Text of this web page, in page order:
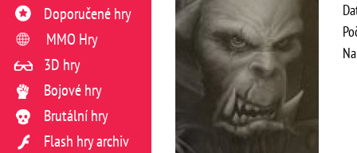
Doporučené hry
MMO Hry
3D hry
Bojové hry
Brutální hry
Flash hry archiv